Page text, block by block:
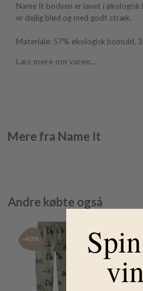
Name It bodyen er lavet i
er dejlig blød og med godt stræk.
Materiale: 57% økologisk bomuld,
Læs mere om varen...
Mere fra Name It
Andre købte også
-40% -40%